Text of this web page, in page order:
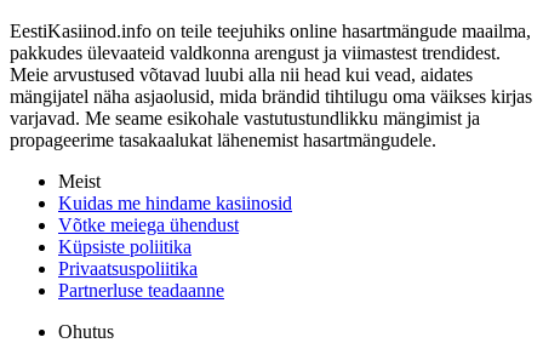
EestiKasiinod.info on teile teejuhiks online hasartmängude maailma,
pakkudes ülevaateid valdkonna arengust ja viimastest trendidest.
Meie arvustused võtavad luubi alla nii head kui vead, aidates
mängijatel näha asjaolusid, mida brändid tihtilugu oma väikses kirjas
varjavad. Me seame esikohale vastutustundlikku mängimist ja
propageerime tasakaalukat lähenemist hasartmängudele.
Meist
Kuidas me hindame kasiinosid
Võtke meiega ühendust
Küpsiste poliitika
Privaatsuspoliitika
Partnerluse teadaanne
Ohutus